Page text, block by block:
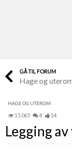
Finn
Papirer som
Skaff
GÅ TIL FORUM
Hage og
HAGE OG UTEROM
15,065 8 14
Legging